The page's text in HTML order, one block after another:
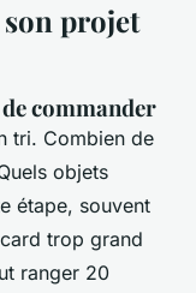
projet
commander
tri. Combien de
objets
étape, souvent
trop grand
ranger 20